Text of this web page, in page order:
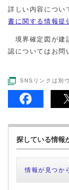
詳しい内容につい
書に関する情報提
境界確定図が建
認についてはお問
SNSリンクは別
探している情報
情報が見つか